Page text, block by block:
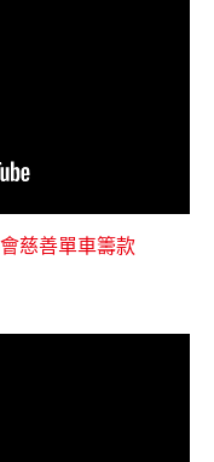
慈善單車籌款